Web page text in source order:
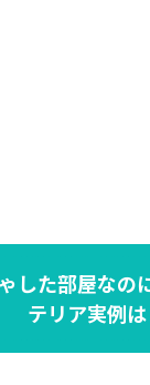
した部屋なの
テリア実例は